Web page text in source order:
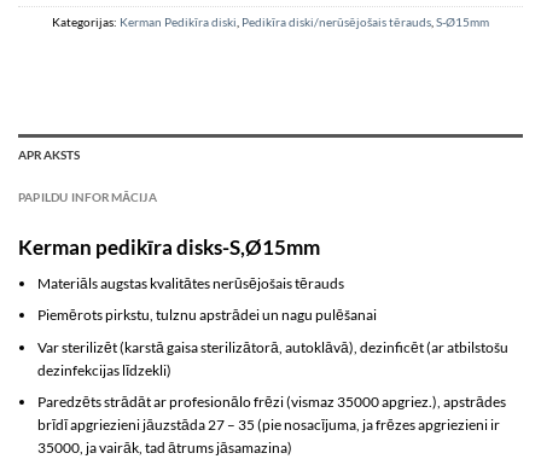
Kategorijas: Kerman Pedikīra diski, Pedikīra diski/nerūsējošais tērauds,S-Ø15mm
APRAKSTS
PAPILDU INFORMĀCIJA
Kerman pedikīra disks-S,Ø15mm
Materiāls augstas kvalitātes nerūsējošais tērauds
Piemērots pirkstu, tulznu apstrādei un nagu pulēšanai
Var sterilizēt (karstā gaisa sterilizātorā, autoklāvā), dezinficēt (ar atbilstošu
dezinfekcijas līdzekli)
Paredzēts strādāt ar profesionālo frēzi (vismaz 35000 apgriez.), apstrādes
brīdī apgriezieni jāuzstāda 27 – 35 (pie nosacījuma, ja frēzes apgriezieni ir
35000, ja vairāk, tad ātrums jāsamazina)